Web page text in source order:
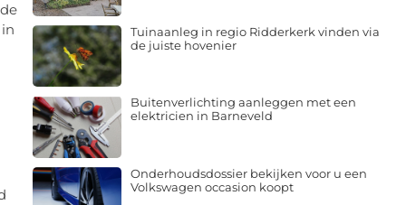
Tuinaanleg in regio Ridderkerk vinden via
de juiste hovenier
Buitenverlichting aanleggen met een
elektricien in Barneveld
Onderhoudsdossier bekijken voor u een
Volkswagen occasion koopt